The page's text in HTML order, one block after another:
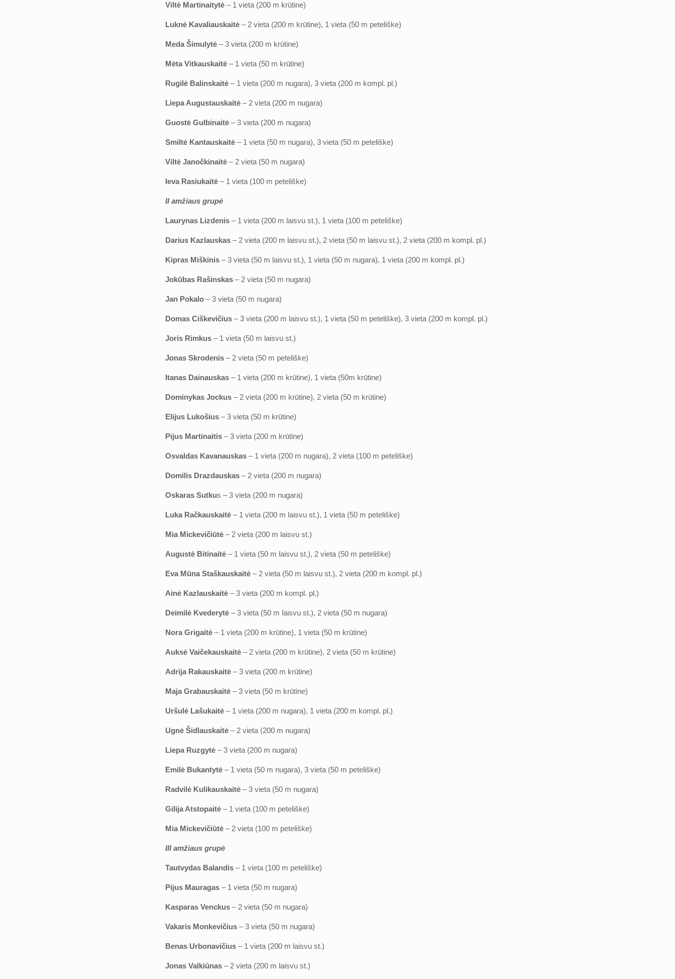
Viltė Martinaitytė – 1 vieta (200 m krūtine)
Luknė Kavaliauskaitė – 2 vieta (200 m krūtine), 1 vieta (50 m peteliške)
Meda Šimulytė– 3 vieta (200 m krūtine)
Mėta Vitkauskaitė– 1 vieta (50 m krūtine)
Rugilė Balinskaitė– 1 vieta (200 m nugara), 3 vieta (200 m kompl. pl.)
Liepa Augustauskaitė – 2 vieta (200 m nugara)
Guostė Gulbinaitė – 3 vieta (200 m nugara)
Smiltė Kantauskaitė – 1 vieta (50 m nugara), 3 vieta (50 m peteliške)
Viltė Janočkinaitė – 2 vieta (50 m nugara)
Ieva Rasiukaitė– 1 vieta (100 m peteliške)
II amžiaus grupė
Laurynas Lizdenis – 1 vieta (200 m laisvu st.), 1 vieta (100 m peteliške)
Darius Kazlauskas – 2 vieta (200 m laisvu st.), 2 vieta (50 m laisvu st.), 2 vieta (200 m kompl. pl.)
Kipras Miškinis – 3 vieta (50 m laisvu st.), 1 vieta (50 m nugara), 1 vieta (200 m kompl. pl.)
Jokūbas Rašinskas – 2 vieta (50 m nugara)
Jan Pokalo– 3 vieta (50 m nugara)
Domas Ciškevičius – 3 vieta (200 m laisvu st.), 1 vieta (50 m peteliške), 3 vieta (200 m kompl. pl.)
Joris Rimkus – 1 vieta (50 m laisvu st.)
Jonas Skrodenis – 2 vieta (50 m peteliške)
Itanas Dainauskas – 1 vieta (200 m krūtine), 1 vieta (50m krūtine)
Dominykas Jockus – 2 vieta (200 m krūtine), 2 vieta (50 m krūtine)
Elijus Lukošius – 3 vieta (50 m krūtine)
Pijus Martinaitis – 3 vieta (200 m krūtine)
Osvaldas Kavanauskas – 1 vieta (200 m nugara), 2 vieta (100 m peteliške)
Domilis Drazdauskas – 2 vieta (200 m nugara)
Oskaras Sutkus – 3 vieta (200 m nugara)
Luka Račkauskaitė – 1 vieta (200 m laisvu st.), 1 vieta (50 m peteliške)
Mia Mickevičiūtė– 2 vieta (200 m laisvu st.)
Augustė Bitinaitė – 1 vieta (50 m laisvu st.), 2 vieta (50 m peteliške)
Eva Mūna Staškauskaitė – 2 vieta (50 m laisvu st.), 2 vieta (200 m kompl. pl.)
Ainė Kazlauskaitė – 3 vieta (200 m kompl. pl.)
Deimilė Kvederytė – 3 vieta (50 m laisvu st.), 2 vieta (50 m nugara)
Nora Grigaitė – 1 vieta (200 m krūtine), 1 vieta (50 m krūtine)
Auksė Vaičekauskaitė – 2 vieta (200 m krūtine), 2 vieta (50 m krūtine)
Adrija Rakauskaitė – 3 vieta (200 m krūtine)
Maja Grabauskaitė – 3 vieta (50 m krūtine)
Uršulė Lašukaitė– 1 vieta (200 m nugara), 1 vieta (200 m kompl. pl.)
Ugnė Šidlauskaitė – 2 vieta (200 m nugara)
Liepa Ruzgytė– 3 vieta (200 m nugara)
Emilė Bukantytė – 1 vieta (50 m nugara), 3 vieta (50 m peteliške)
Radvilė Kulikauskaitė – 3 vieta (50 m nugara)
Gilija Atstopaitė – 1 vieta (100 m peteliške)
Mia Mickevičiūtė– 2 vieta (100 m peteliške)
III amžiaus grupė
Tautvydas Balandis – 1 vieta (100 m peteliške)
Pijus Mauragas – 1 vieta (50 m nugara)
Kasparas Venckus – 2 vieta (50 m nugara)
Vakaris Monkevičius – 3 vieta (50 m nugara)
Benas Urbonavičius – 1 vieta (200 m laisvu st.)
Jonas Valkiūnas – 2 vieta (200 m laisvu st.)